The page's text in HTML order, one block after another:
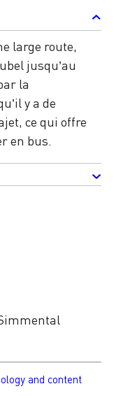
and content
large route,
jusqu’au
la
y a de
ce qui offre
en bus.